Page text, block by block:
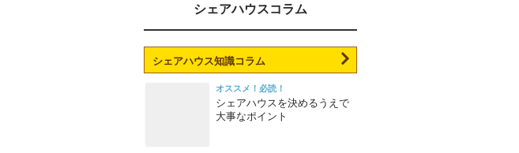
シェアハウスコラム
シェアハウス知識コラム
オススメ！必読！
シェアハウスを決めるうえで
大事なポイント